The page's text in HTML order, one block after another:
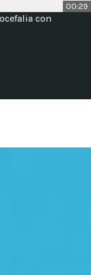
00:29
con